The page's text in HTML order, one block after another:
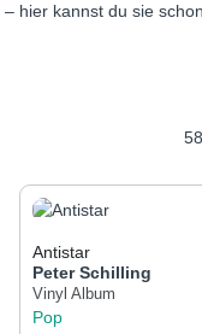
hier kannst du sie
Antistar
Peter Schilling
Vinyl Album
Pop